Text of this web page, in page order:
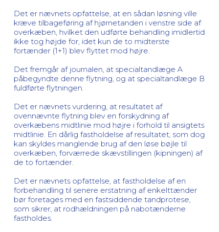
Det er nævnets opfattelse, at en sådan løsning ville
kræve tilbageføring af hjørnetanden i venstre side af
overkæben, hvilket den udførte behandling imidlertid
ikke tog højde for, idet kun de to midterste
fortænder (1+1) blev flyttet mod højre.
Det fremgår af journalen, at specialtandlæge A
påbegyndte denne flytning, og at specialtandlæge B
fuldførte flytningen.
Det er nævnets vurdering, at resultatet af
ovennævnte flytning blev en forskydning af
overkæbens midtlinie mod højre i forhold til ansigtets
midtlinie. En dårlig fastholdelse af resultatet, som dog
kan skyldes manglende brug af den løse bøjle til
overkæben, forværrede skævstillingen (kipningen) af
de to fortænder.
Det er nævnets opfattelse, at fastholdelse af en
forbehandling til senere erstatning af enkelttænder
bør foretages med en fastsiddende tandprotese,
som sikrer, at rodhældningen på nabotænderne
fastholdes.